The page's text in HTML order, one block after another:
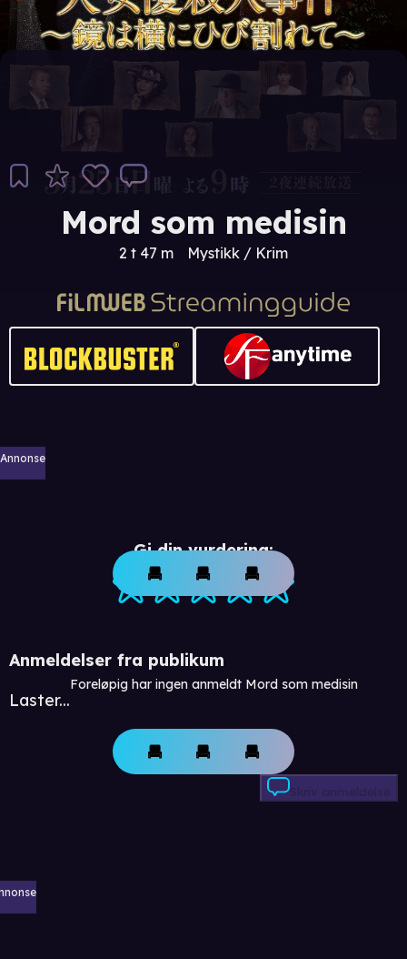
Mord som medisin
2 t 47 m Mystikk / Krim
Annonse
Gi din vurdering:
Anmeldelser fra publikum
Laster...
Foreløpig har ingen anmeldt Mord som medisin
Skriv anmeldelse